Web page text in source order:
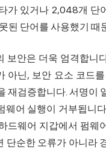
가 있거나 2,048개 단
된 단어를 사용했기 때
보안은 더욱 엄격합니
아닌, 보안 요소 코드
재검증합니다. 서명이
웨어 실행이 거부됩니
드웨어 지갑에서 펌웨
단순한 오류가 아니라